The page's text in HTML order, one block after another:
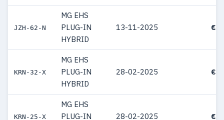
JZH-62-N
MG EHS
PLUG-IN
HYBRID
13-11-2025 €
KRN-32-X
MG EHS
PLUG-IN
HYBRID
28-02-2025 €
KRN-25-X
MG EHS
PLUG-IN
28-02-2025 €